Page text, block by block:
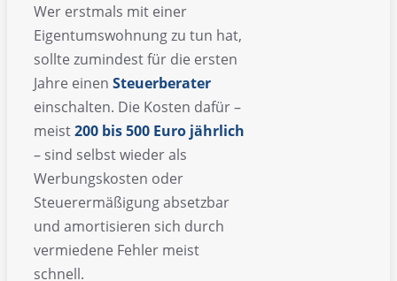
Wer erstmals mit einer
Eigentumswohnung zu tun hat,
sollte zumindest für die ersten
Jahre einen Steuerberater
einschalten. Die Kosten dafür –
meist200 bis 500 Euro jährlich
– sind selbst wieder als
Werbungskosten oder
Steuerermäßigung absetzbar
und amortisieren sich durch
vermiedene Fehler meist
schnell.